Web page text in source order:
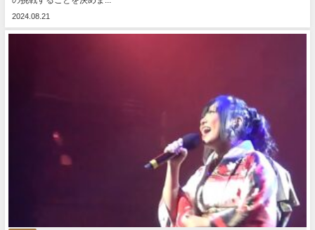
2024.08.21